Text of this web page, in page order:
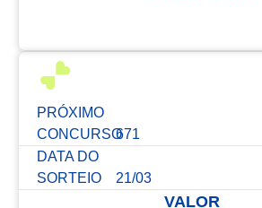
PRÓXIMO
CONCURSO671
DATA DO
SORTEIO
21/03
VALOR